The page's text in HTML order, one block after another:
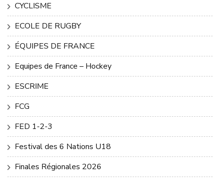
CYCLISME
ECOLE DE RUGBY
ÉQUIPES DE FRANCE
Equipes de France – Hockey
ESCRIME
FCG
FED 1-2-3
Festival des 6 Nations U18
Finales Régionales 2026